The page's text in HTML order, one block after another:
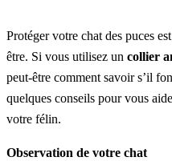
Protéger votre chat des puces
être. Si vous utilisez un collier
peut-être comment savoir s’il
quelques conseils pour vous
votre félin.
Observation de votre chat